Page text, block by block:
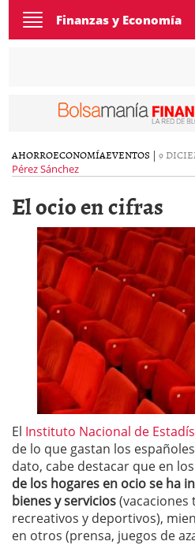
Toggle
navigation
Finanzas y Economía
AHORROECONOMÍAEVENTOS | 9
Pérez Sánchez
El ocio en cifras
El Instituto Nacional de
de lo que gastan los
dato, cabe destacar que en
de los hogares en ocio se ha
bienes y servicios(vacaciones
recreativos y deportivos),
en otros (prensa, juegos de